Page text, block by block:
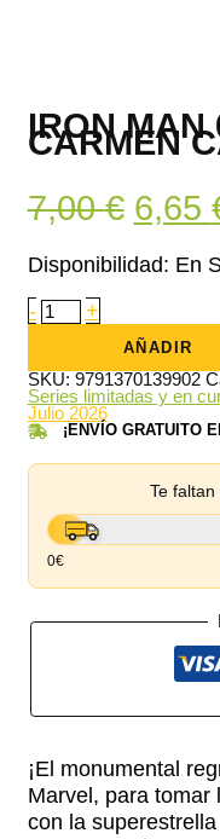
IRON MAN
CARMEN
7,00€ El
era:
7,00
6,65
Disponibilidad: En
- Iron
Man
de
Carmen
Carnero)
cantidad
+
AÑADIR
SKU: 9791370139902
Series limitadas y en
Julio 2026
¡ENVÍO GRATUITO
Te faltan
0€
¡El monumental
Marvel, para tomar
con la